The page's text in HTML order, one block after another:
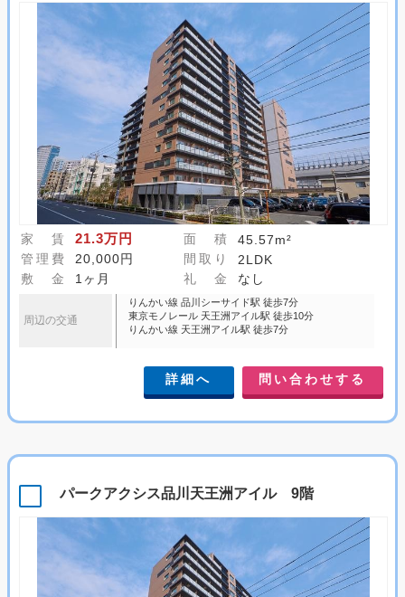
家 賃 21.3万円 面 積
45.57m²
管理費
20,000円 間取り
2LDK
敷 金
1ヶ月 礼 金 なし
周辺の交通
りんかい線 品川シーサイド駅 徒歩7分
東京モノレール 天王洲アイル駅 徒歩10分
りんかい線 天王洲アイル駅 徒歩7分
詳細へ 問い合わせする
パークアクシス品川天王洲アイル 9階